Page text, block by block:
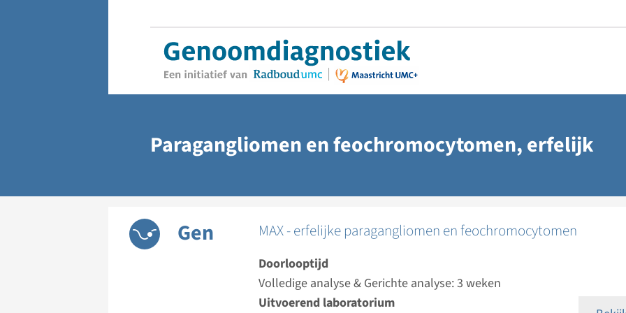
Paragangliomen en feochromocytomen, erfelijk
Gen MAX - erfelijke paragangliomen en feochromocytomen
Doorlooptijd
Volledige analyse & Gerichte analyse: 3 weken
Uitvoerend laboratorium